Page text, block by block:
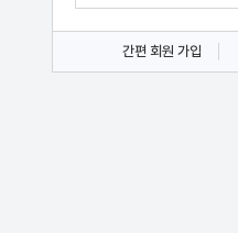
간편 회원 가입